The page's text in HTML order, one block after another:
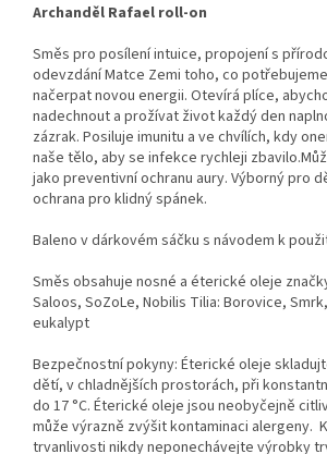
Archanděl Rafael roll-on
Směs pro posílení intuice, propojení s
odevzdání Matce Zemi toho, co
načerpat novou energii. Otevírá plíce,
nadechnout a prožívat život každý den
zázrak. Posiluje imunitu a ve chvílích, kdy
naše tělo, aby se infekce rychleji
jako preventivní ochranu aury. Výborný pro
ochrana pro klidný spánek.
Baleno v dárkovém sáčku s návodem k
Směs obsahuje nosné a éterické oleje
Saloos, SoZoLe, Nobilis Tilia: Borovice,
eukalypt
Bezpečnostní pokyny: Éterické oleje
dětí, v chladnějších prostorách, při
do 17 °C. Éterické oleje jsou neobyčejně
může výrazně zvýšit kontaminaci alergeny.
trvanlivosti nikdy neponechávejte výrobky